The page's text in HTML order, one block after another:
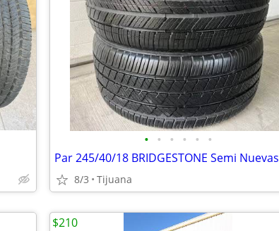
• • • • • •
Par 245/40/18 BRIDGESTONE Semi Nuevas
8/3 Tijuana
$210